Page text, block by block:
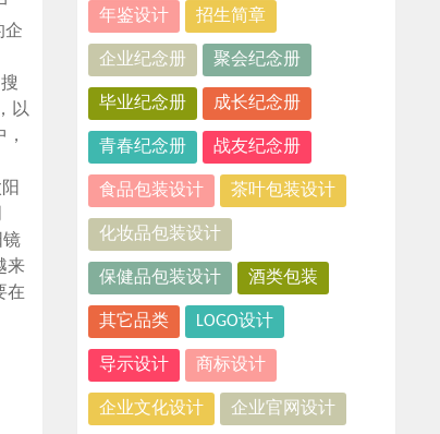
企
以
镜
来
在
年鉴设计 招生简章
企业纪念册 聚会纪念册
毕业纪念册 成长纪念册
青春纪念册 战友纪念册
食品包装设计 茶叶包装设计
化妆品包装设计
保健品包装设计 酒类包装
其它品类 LOGO设计
导示设计 商标设计
企业文化设计 企业官网设计